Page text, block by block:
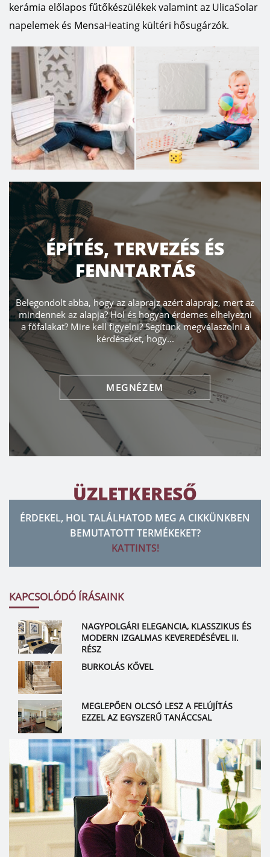
kerámia előlapos fűtőkészülékek valamint az UlicaSolar
napelemek és MensaHeating kültéri hősugárzók.
ÉPÍTÉS, TERVEZÉS ÉS
FENNTARTÁS
Belegondolt abba, hogy az alaprajz azért alaprajz, mert az
mindennek az alapja? Hol és hogyan érdemes elhelyezni
a főfalakat? Mire kell figyelni? Segítünk megválaszolni a
kérdéseket, hogy...
MEGNÉZEM
ÜZLETKERESŐ
ÉRDEKEL, HOL TALÁLHATOD MEG A CIKKÜNKBEN
BEMUTATOTT TERMÉKEKET?
KATTINTS!
KAPCSOLÓDÓ ÍRÁSAINK
NAGYPOLGÁRI ELEGANCIA, KLASSZIKUS ÉS
MODERN IZGALMAS KEVEREDÉSÉVEL II.
RÉSZ
BURKOLÁS KŐVEL
MEGLEPŐEN OLCSÓ LESZ A FELÚJÍTÁS
EZZEL AZ EGYSZERŰ TANÁCCSAL